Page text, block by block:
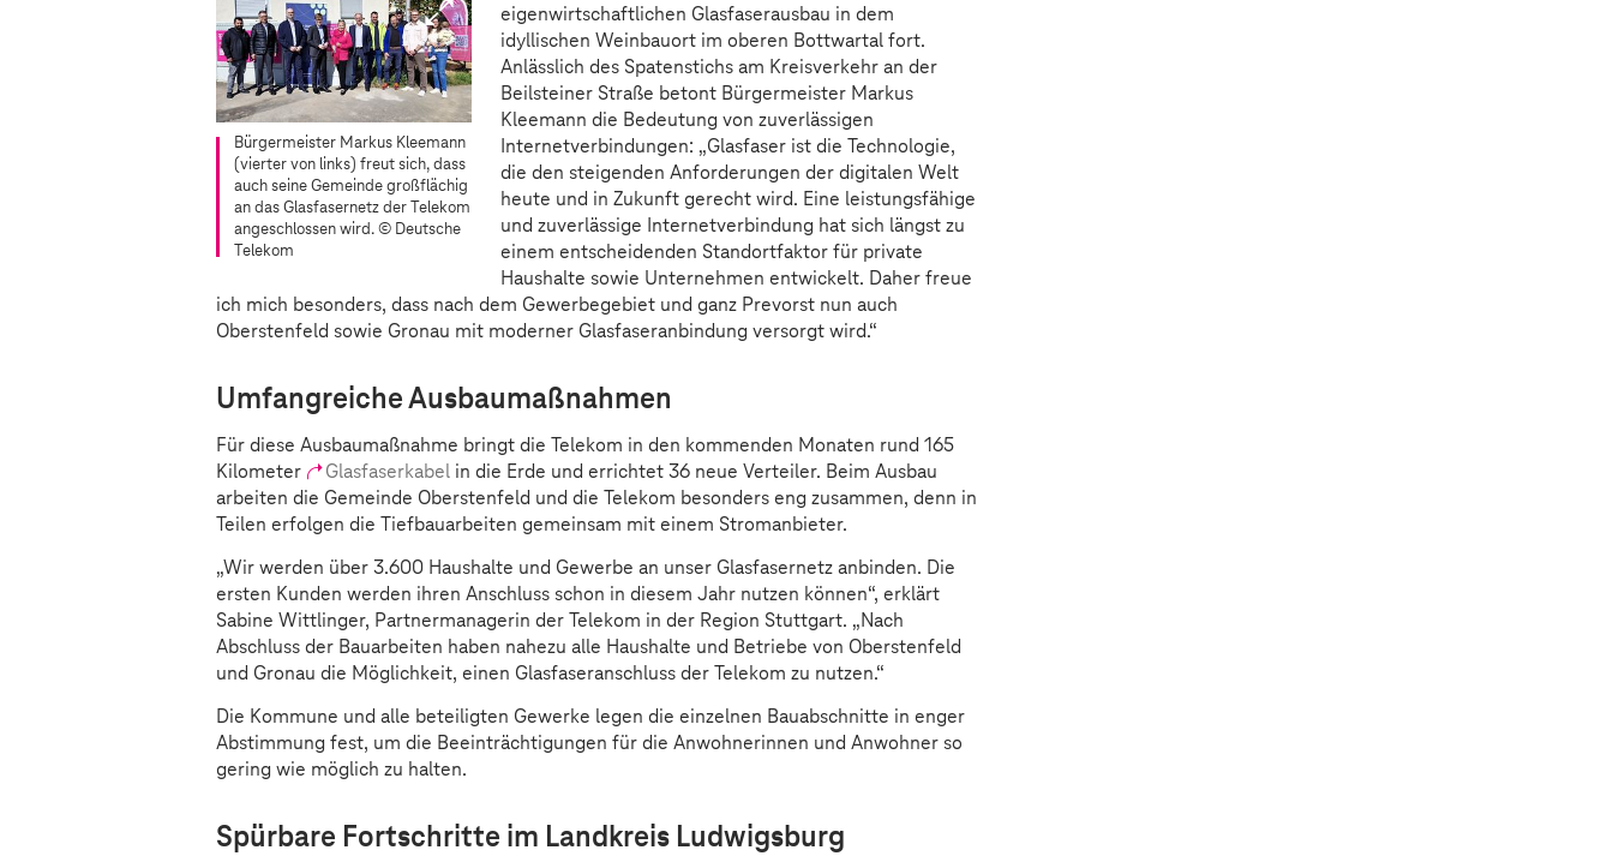
Bürgermeister Markus Kleemann
(vierter von links) freut sich, dass
auch seine Gemeinde großflächig
an das Glasfasernetz der Telekom
angeschlossen wird. © Deutsche
Telekom
eigenwirtschaftlichen Glasfaserausbau in dem
idyllischen Weinbauort im oberen Bottwartal fort.
Anlässlich des Spatenstichs am Kreisverkehr an der
Beilsteiner Straße betont Bürgermeister Markus
Kleemann die Bedeutung von zuverlässigen
Internetverbindungen: „Glasfaser ist die Technologie,
die den steigenden Anforderungen der digitalen Welt
heute und in Zukunft gerecht wird. Eine leistungsfähige
und zuverlässige Internetverbindung hat sich längst zu
einem entscheidenden Standortfaktor für private
Haushalte sowie Unternehmen entwickelt. Daher freue
ich mich besonders, dass nach dem Gewerbegebiet und ganz Prevorst nun auch
Oberstenfeld sowie Gronau mit moderner Glasfaseranbindung versorgt wird.“
Umfangreiche Ausbaumaßnahmen
Für diese Ausbaumaßnahme bringt die Telekom in den kommenden Monaten rund 165
Kilometer
Glasfaserkabel in die Erde und errichtet 36 neue Verteiler. Beim Ausbau
arbeiten die Gemeinde Oberstenfeld und die Telekom besonders eng zusammen, denn in
Teilen erfolgen die Tiefbauarbeiten gemeinsam mit einem Stromanbieter.
„Wir werden über 3.600 Haushalte und Gewerbe an unser Glasfasernetz anbinden. Die
ersten Kunden werden ihren Anschluss schon in diesem Jahr nutzen können“, erklärt
Sabine Wittlinger, Partnermanagerin der Telekom in der Region Stuttgart. „Nach
Abschluss der Bauarbeiten haben nahezu alle Haushalte und Betriebe von Oberstenfeld
und Gronau die Möglichkeit, einen Glasfaseranschluss der Telekom zu nutzen.“
Die Kommune und alle beteiligten Gewerke legen die einzelnen Bauabschnitte in enger
Abstimmung fest, um die Beeinträchtigungen für die Anwohnerinnen und Anwohner so
gering wie möglich zu halten.
Spürbare Fortschritte im Landkreis Ludwigsburg